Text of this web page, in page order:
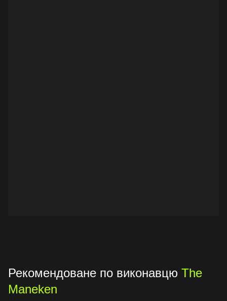
Рекомендоване по виконавцю The
Maneken